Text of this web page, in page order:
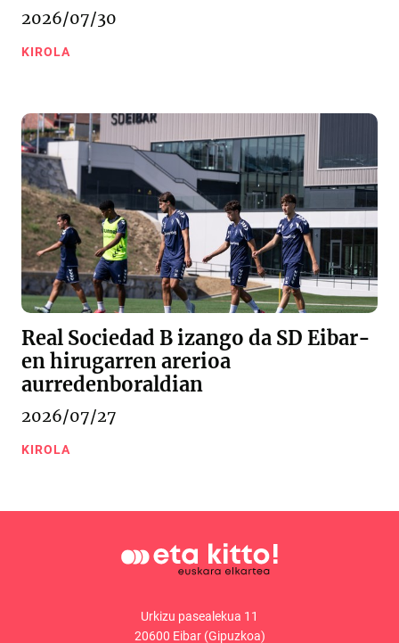
2026/07/30
KIROLA
Real Sociedad B izango da SD Eibar-
en hirugarren arerioa
aurredenboraldian
2026/07/27
KIROLA
Urkizu pasealekua 11
20600 Eibar (Gipuzkoa)